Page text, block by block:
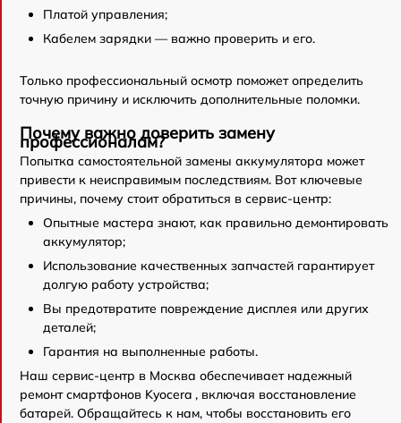
Платой управления;
Кабелем зарядки — важно проверить и его.
Только профессиональный осмотр поможет определить
точную причину и исключить дополнительные поломки.
Почему важно доверить замену
профессионалам?
Попытка самостоятельной замены аккумулятора может
привести к неисправимым последствиям. Вот ключевые
причины, почему стоит обратиться в сервис-центр:
Опытные мастера знают, как правильно демонтировать
аккумулятор;
Использование качественных запчастей гарантирует
долгую работу устройства;
Вы предотвратите повреждение дисплея или других
деталей;
Гарантия на выполненные работы.
Наш сервис-центр в Москва обеспечивает надежный
ремонт смартфонов Kyocera , включая восстановление
батарей. Обращайтесь к нам, чтобы восстановить его